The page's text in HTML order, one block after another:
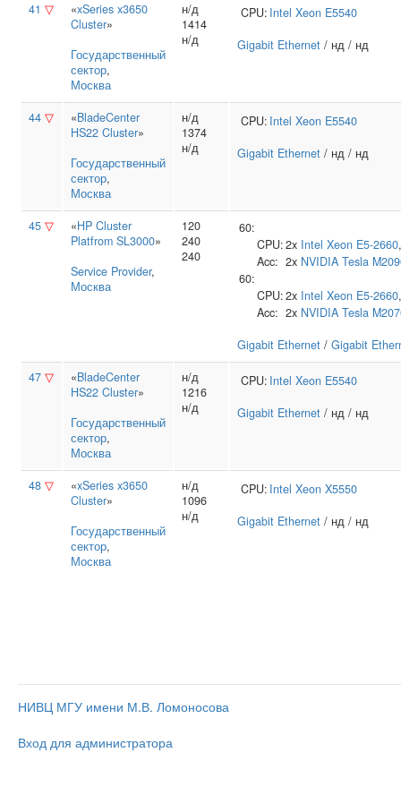
41 ▽ «xSeries x3650
Cluster»
Государственный
сектор,
Москва
н/д
1414
н/д
CPU: Intel Xeon E5540
Gigabit Ethernet / нд / нд
44 ▽ «BladeCenter
HS22 Cluster»
Государственный
сектор,
Москва
н/д
1374
н/д
CPU: Intel Xeon E5540
Gigabit Ethernet / нд / нд
45 ▽ «HP Cluster
Platfrom SL3000»
Service Provider,
Москва
120
240
240
60:
CPU:2x Intel Xeon E5-2660
Acc: 2x NVIDIA Tesla
60:
CPU:2x Intel Xeon E5-2660
Acc: 2x NVIDIA Tesla
Gigabit Ethernet / Gigabit
47 ▽ «BladeCenter
HS22 Cluster»
Государственный
сектор,
Москва
н/д
1216
н/д
CPU: Intel Xeon E5540
Gigabit Ethernet / нд / нд
48 ▽ «xSeries x3650
Cluster»
Государственный
сектор,
Москва
н/д
1096
н/д
CPU: Intel Xeon X5550
Gigabit Ethernet / нд / нд
НИВЦ МГУ имени М.В. Ломоносова
Вход для администратора